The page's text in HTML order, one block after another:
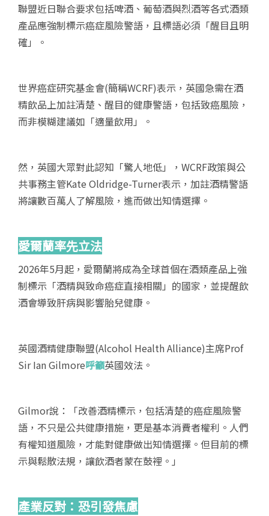
聯盟近日聯合要求包括啤酒、葡萄酒與烈酒等各式酒類
產品應強制標示癌症風險警語，且標語必須「醒目且明
確」。
世界癌症研究基金會(簡稱WCRF)表示，英國急需在酒
精飲品上加註清楚、醒目的健康警語，包括致癌風險，
而非模糊建議如「適量飲用」。
然，英國大眾對此認知「驚人地低」，WCRF政策與公
共事務主管Kate Oldridge-Turner表示，加註酒精警語
將讓數百萬人了解風險，進而做出知情選擇。
愛爾蘭率先立法
2026年5月起，愛爾蘭將成為全球首個在酒類產品上強
制標示「酒精與致命癌症直接相關」的國家，並提醒飲
酒會導致肝病與影響胎兒健康。
英國酒精健康聯盟(Alcohol Health Alliance)主席Prof
Sir Ian Gilmore呼籲英國效法。
Gilmor說：「改善酒精標示，包括清楚的癌症風險警
語，不只是公共健康措施，更是基本消費者權利。人們
有權知道風險，才能對健康做出知情選擇。但目前的標
示與鬆散法規，讓飲酒者蒙在鼓裡。」
產業反對：恐引發焦慮